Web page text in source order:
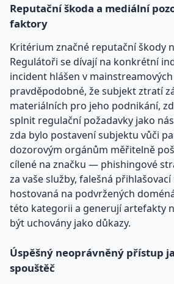
Reputační škoda a mediální
faktory
Kritérium značné reputační škody
Regulátoři se dívají na konkrétní
incident hlášen v
pravděpodobné, že subjekt ztratí
materiálních pro jeho podnikání,
splnit regulační požadavky jako
zda bylo postavení subjektu vůči
dozorovým orgánům měřitelně
cílené na značku — phishingové
za vaše služby, falešná
hostovaná na podvržených
této kategorii a generují artefakty
být uchovány jako důkazy.
Úspěšný neoprávněný přístup
spouštěč